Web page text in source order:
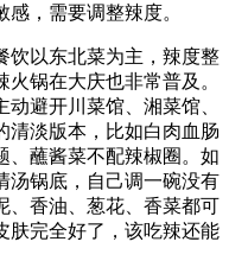
，需要调整辣度。
饮以东北菜为主，辣度整
锅在大庆也非常普及。
避开川菜馆、湘菜馆、
清淡版本，比如白肉血肠
、蘸酱菜不配辣椒圈。如
汤锅底，自己调一碗没有
、香油、葱花、香菜都可
肤完全好了，该吃辣还能